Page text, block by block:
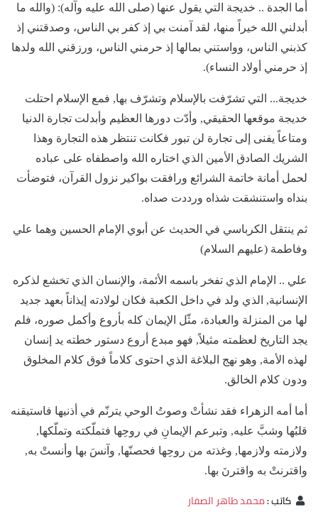
أما الجدة .. خديجة التي يقول عنها (صلى الله عليه وآله): (والله ما
أبدلني الله خيراً منها، لقد آمنت بي إذ كفر بي الناس، وصدقتني إذ
كذبني الناس، وواستني بمالها إذ حرمني الناس، ورزقني الله ولدها
إذ حرمني أولاد النساء).
خديجة... التي تشرّفت بالإسلام وتشرّف بها, فمع الإسلام احتلت
خديجة موقعها الحقيقي, وأدّت دورها العظيم وأبدلت تجارة الدنيا
ومتاعاً يفنى إلى تجارة لن تبور فكانت تنتظر هذه التجارة وهذا
الشريك الصادق الأمين الذي اختاره الله واصطفاه على عباده
لحمل أمانة خاتمة الشرائع ورافقت بواكير نزول القرآن، فتوضأت
بنداه واستنشقت شذاه ورددت صداه.
ثم ينتقل الكرباسي في الحديث عن أبوي الإمام الحسين وهما علي
وفاطمة (عليهم السلام)
علي .. الإمام الذي تفخر باسمه الأئمة، والإنسان الذي تخشع لذكره
الإنسانية, الذي ولد في داخل الكعبة فكان لولادته إيذاناً بعهد جديد
لها من المنزلة والعبادة، مثّل الإيمان كله بأروع وأكمل صوره، فلم
يجد التاريخ لعظمته مثيلاً, فهو مبدع أروع دستور خطته يد إنسان
لهذه الأمة, وهو نهج البلاغة الذي احتوى كلاماً فوق كلام المخلوق
ودون كلام الخالق.
أما أمه الزهراء فقد نشأتْ وصوتُ الوحي يترنّم في أذنيها فاستيقنه
قلبُها وشبَّ عليه, وتبرعم الإيمانِ في روحِها فتملّكته وتملّكها,
ولازمته ولازمها, وغذته من روحِها فحصنّها, وآنسَ بها وأنستْ به,
واقترنتْ به واقترنَ بها.
كاتب:محمد طاهر الصفار